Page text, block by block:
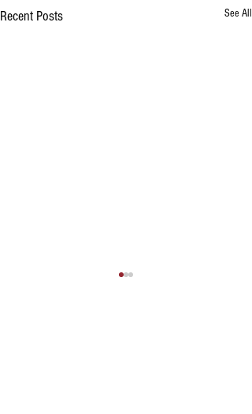
Recent Posts See All